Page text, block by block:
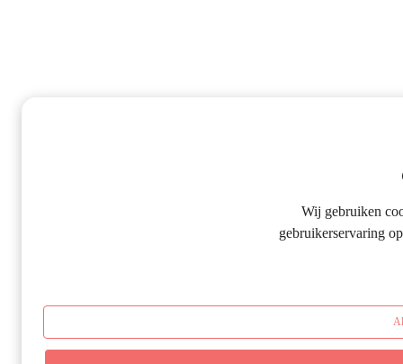
Wij gebruiken
gebruikerservaring